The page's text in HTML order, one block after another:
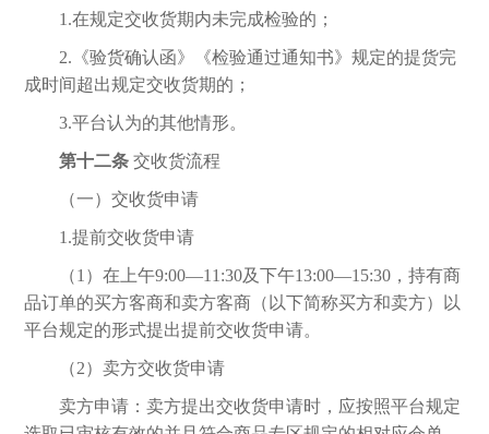
1.在规定交收货期内未完成检验的；
2.《验货确认函》《检验通过通知书》规定的提货完
成时间超出规定交收货期的；
3.平台认为的其他情形。
第十二条 交收货流程
（一）交收货申请
1.提前交收货申请
（1）在上午9:00—11:30及下午13:00—15:30，持有商
品订单的买方客商和卖方客商（以下简称买方和卖方）以
平台规定的形式提出提前交收货申请。
（2）卖方交收货申请
卖方申请：卖方提出交收货申请时，应按照平台规定